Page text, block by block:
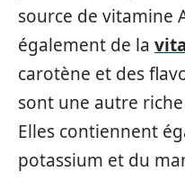
source de vitamine
également de la
carotène et des
sont une autre
Elles contiennent
potassium et du